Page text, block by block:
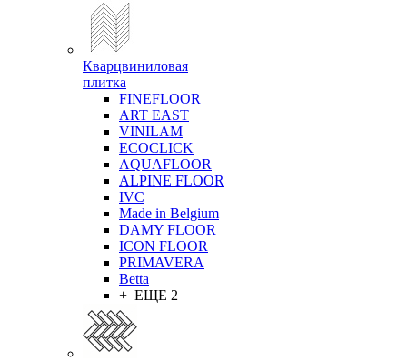
Кварцвиниловая
плитка
FINEFLOOR
ART EAST
VINILAM
ECOCLICK
AQUAFLOOR
ALPINE FLOOR
IVC
Made in Belgium
DAMY FLOOR
ICON FLOOR
PRIMAVERA
Betta
+ ЕЩЕ 2